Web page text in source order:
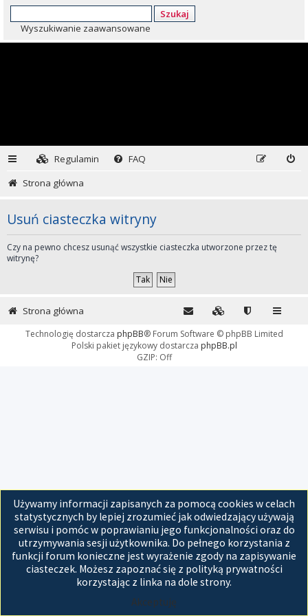
Szukaj
Wyszukiwanie zaawansowane
Regulamin
FAQ
Strona główna
Usuń ciasteczka witryny
Czy na pewno chcesz usunąć wszystkie ciasteczka utworzone przez tę
witrynę?
Używamy informacji zapisanych za pomocą cookies w celach
statystycznych by lepiej zrozumieć jak odwiedzający używają
serwisu i pomóc w poprawianiu jego funkcjonalności oraz do
utrzymywania sesji użytkownika. Do pełnego korzystania z
funkcji forum konieczne jest wyrażenie zgody na zapisywanie
ciasteczek. Możesz zapoznać się z polityką prywatności
korzystając z linka na dole strony.
Akceptuję
Strona główna
Technologię dostarcza phpBB® Forum Software © phpBB Limited
Polski pakiet językowy dostarcza phpBB.pl
GZIP: Off